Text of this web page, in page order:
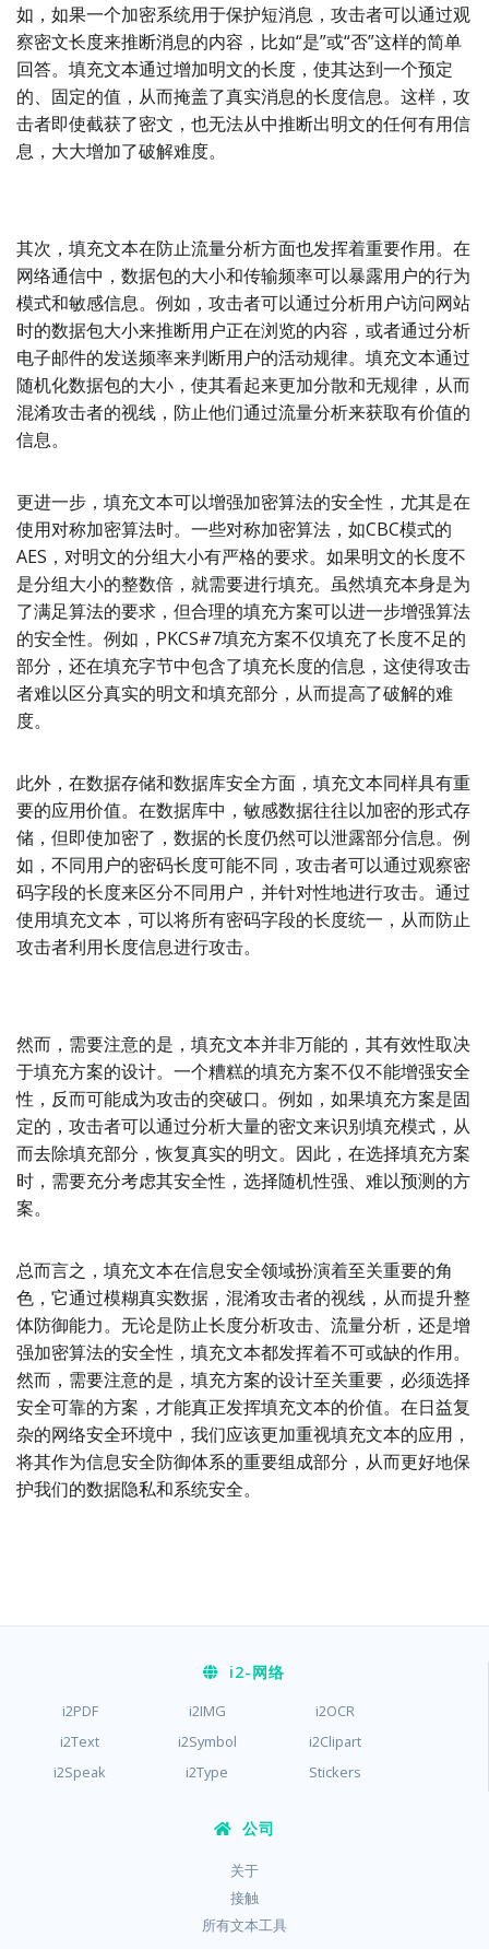
如，如果一个加密系统用于保护短消息，攻击者可以通过观
察密文长度来推断消息的内容，比如“是”或“否”这样的简单
回答。填充文本通过增加明文的长度，使其达到一个预定
的、固定的值，从而掩盖了真实消息的长度信息。这样，攻
击者即使截获了密文，也无法从中推断出明文的任何有用信
息，大大增加了破解难度。
其次，填充文本在防止流量分析方面也发挥着重要作用。在
网络通信中，数据包的大小和传输频率可以暴露用户的行为
模式和敏感信息。例如，攻击者可以通过分析用户访问网站
时的数据包大小来推断用户正在浏览的内容，或者通过分析
电子邮件的发送频率来判断用户的活动规律。填充文本通过
随机化数据包的大小，使其看起来更加分散和无规律，从而
混淆攻击者的视线，防止他们通过流量分析来获取有价值的
信息。
更进一步，填充文本可以增强加密算法的安全性，尤其是在
使用对称加密算法时。一些对称加密算法，如CBC模式的
AES，对明文的分组大小有严格的要求。如果明文的长度不
是分组大小的整数倍，就需要进行填充。虽然填充本身是为
了满足算法的要求，但合理的填充方案可以进一步增强算法
的安全性。例如，PKCS#7填充方案不仅填充了长度不足的
部分，还在填充字节中包含了填充长度的信息，这使得攻击
者难以区分真实的明文和填充部分，从而提高了破解的难
度。
此外，在数据存储和数据库安全方面，填充文本同样具有重
要的应用价值。在数据库中，敏感数据往往以加密的形式存
储，但即使加密了，数据的长度仍然可以泄露部分信息。例
如，不同用户的密码长度可能不同，攻击者可以通过观察密
码字段的长度来区分不同用户，并针对性地进行攻击。通过
使用填充文本，可以将所有密码字段的长度统一，从而防止
攻击者利用长度信息进行攻击。
然而，需要注意的是，填充文本并非万能的，其有效性取决
于填充方案的设计。一个糟糕的填充方案不仅不能增强安全
性，反而可能成为攻击的突破口。例如，如果填充方案是固
定的，攻击者可以通过分析大量的密文来识别填充模式，从
而去除填充部分，恢复真实的明文。因此，在选择填充方案
时，需要充分考虑其安全性，选择随机性强、难以预测的方
案。
总而言之，填充文本在信息安全领域扮演着至关重要的角
色，它通过模糊真实数据，混淆攻击者的视线，从而提升整
体防御能力。无论是防止长度分析攻击、流量分析，还是增
强加密算法的安全性，填充文本都发挥着不可或缺的作用。
然而，需要注意的是，填充方案的设计至关重要，必须选择
安全可靠的方案，才能真正发挥填充文本的价值。在日益复
杂的网络安全环境中，我们应该更加重视填充文本的应用，
将其作为信息安全防御体系的重要组成部分，从而更好地保
护我们的数据隐私和系统安全。
i2-网络
i2PDF i2IMG
i2OCR
i2Text
i2Symbol
i2Clipart
i2Speak
i2Type Stickers
公司
关于
接触
所有文本工具